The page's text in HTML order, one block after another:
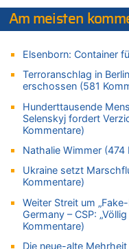
Zweite Hitzewelle in
06.08.2026 - 10:18 von
Wasserstand des
Wasserstand des
Wasserstand des
06.08.2026 - 10:09 von
Zweite Hitzewelle in
06.08.2026 - 10:02 von
Aachen ab 11. August
06.08.2026 - 09:22
Wasserstand des
06.08.2026 - 09:13 von
Am meisten
Elsenborn: Container
Terroranschlag in
erschossen (581
Hunderttausende
Selenskyj fordert
Kommentare)
Nathalie Wimmer (474
Ukraine setzt
Kommentare)
Weiter Streit um
Germany – CSP:
Kommentare)
Die neue-alte